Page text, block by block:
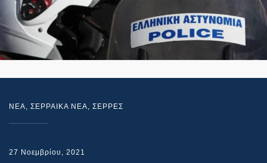
NEA, ΣΕΡΡΑΙΚΑ ΝΕΑ, ΣΕΡΡΕΣ
27 Νοεμβρίου, 2021